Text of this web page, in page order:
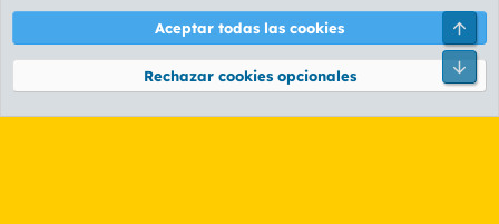
Términos y reglas Política de privacidad Ayuda
Community platform by XenForo® © 2010-2026 XenForo Ltd.
Aceptar todas las cookies
Rechazar cookies opcionales
Pie